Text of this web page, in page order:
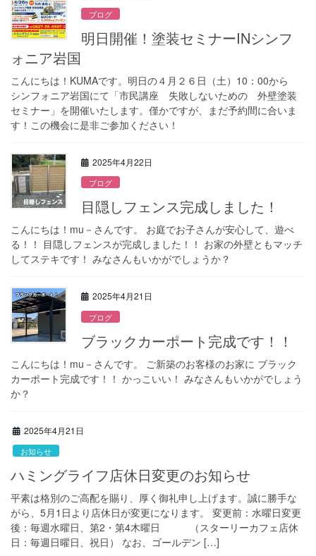
ブログ
明日開催！塗装セミナーINシンフ
ォニア岩国
こんにちは！KUMAです。明日の４月２６日（土）10：00から
シンフォニア岩国にて「市民講座 失敗しないための 外壁塗装
セミナー」を開催いたします。僅かですが、まだ予約間に合いま
す！この機会に是非ご参加ください！
2025年4月22日
ブログ
目隠しフェンス完成しました！
こんにちは！mu－さんです。 お庭でお子さんが安心して、遊べ
る！！ 目隠しフェンスが完成しました！！ お家の外壁ともマッチ
してステキです！ みなさんもいかがでしょうか？
2025年4月21日
ブログ
ブラックカーポート完成です！！
こんにちは！mu－さんです。 ご新築のお客様のお家に ブラック
カーポート完成です！！ かっこいい！ みなさんもいかがでしょう
か？
2025年4月21日
お知らせ
ハミングライフ店休日変更のお知らせ
平素は格別のご高配を賜り、厚く御礼申し上げます。誠に勝手な
がら、5月1日より店休日が変更になります。 変更前：水曜日変更
後：毎週水曜日、第2・第4木曜日 （スターリーカフェ店休
日：毎週日曜日、祝日） なお、ゴールデン […]